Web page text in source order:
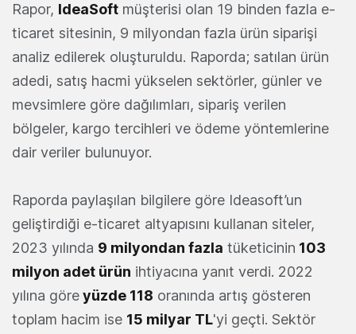
Rapor, IdeaSoft müşterisi olan 19 binden fazla e-
ticaret sitesinin, 9 milyondan fazla ürün siparişi
analiz edilerek oluşturuldu. Raporda; satılan ürün
adedi, satış hacmi yükselen sektörler, günler ve
mevsimlere göre dağılımları, sipariş verilen
bölgeler, kargo tercihleri ve ödeme yöntemlerine
dair veriler bulunuyor.
Raporda paylaşılan bilgilere göre Ideasoft’un
geliştirdiği e-ticaret altyapısını kullanan siteler,
2023 yılında 9 milyondan fazla tüketicinin 103
milyon adet ürün ihtiyacına yanıt verdi. 2022
yılına göreyüzde 118 oranında artış gösteren
toplam hacim ise 15 milyar TL'yi geçti. Sektör